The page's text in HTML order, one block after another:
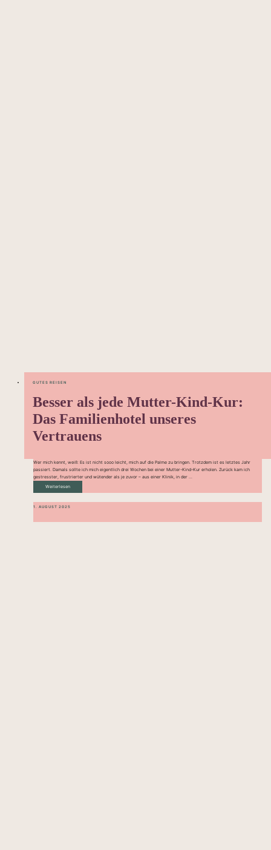
GUTES REISEN
Besser als jede Mutter-Kind-Kur:
Das Familienhotel unseres
Vertrauens
Wer mich kennt, weiß: Es ist nicht sooo leicht, mich auf die Palme zu bringen. Trotzdem ist es letztes Jahr
passiert. Damals sollte ich mich eigentlich drei Wochen bei einer Mutter-Kind-Kur erholen. Zurück kam ich
gestresster, frustrierter und wütender als je zuvor – aus einer Klinik, in der ...
Weiterlesen
1. AUGUST 2025